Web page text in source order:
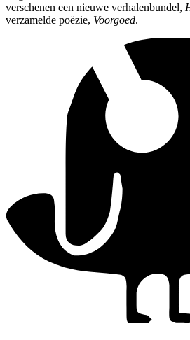
verschenen een nieuwe verhalenbundel,
verzamelde poëzie, Voorgoed.